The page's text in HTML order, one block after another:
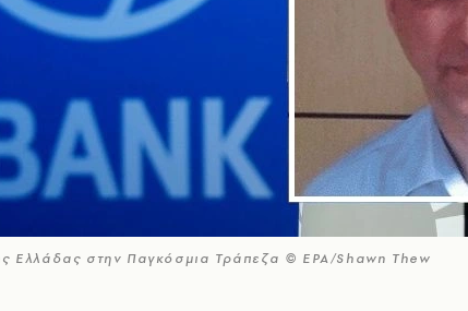
Ελλάδας στην Παγκόσμια Τράπεζα © EPA/Shawn Thew